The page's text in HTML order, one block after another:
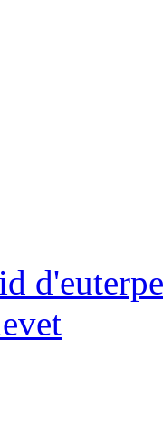
d'euterpe